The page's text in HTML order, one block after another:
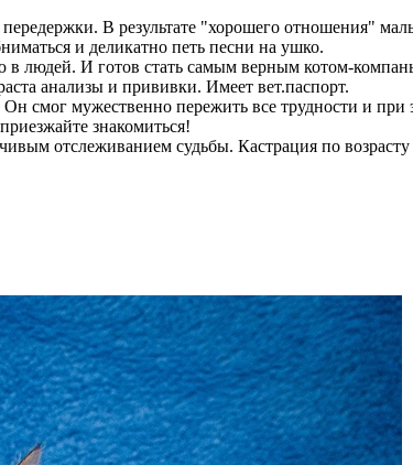
В результате "хорошего отношения"
и деликатно петь песни на ушко.
в людей. И готов стать самым верным котом-
анализы и прививки. Имеет вет.паспорт.
смог мужественно пережить все трудности и
знакомиться!
отслеживанием судьбы. Кастрация по